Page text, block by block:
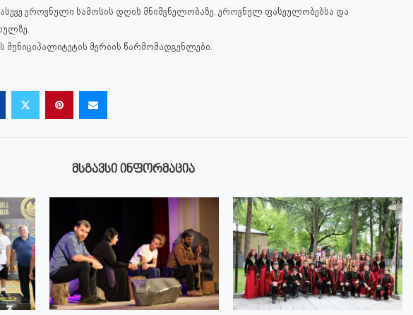
ასევე ეროვნული სამოსის დღის მნიშვნელობაზე, ეროვნულ ფასეულობებსა და
მუნიციპალიტეტის მერიის წარმომადგენლები.
ᲛᲡᲒᲐᲕᲡᲘ ᲘᲜᲤᲝᲠᲛᲐᲪᲘᲐ